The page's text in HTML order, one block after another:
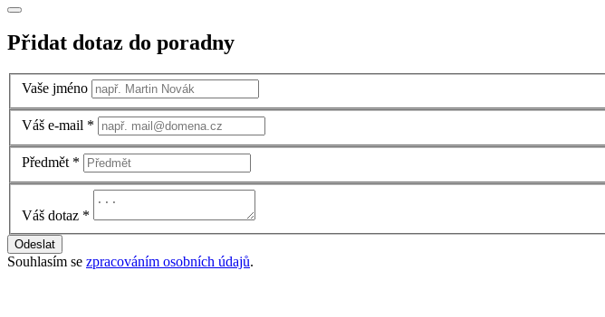
Přidat dotaz do poradny
Vaše jméno
Váš e-mail *
Předmět *
Váš dotaz *
Odeslat
Souhlasím se zpracováním osobních údajů.